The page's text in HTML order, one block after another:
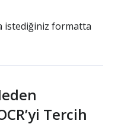
istediğiniz formatta
Tercih